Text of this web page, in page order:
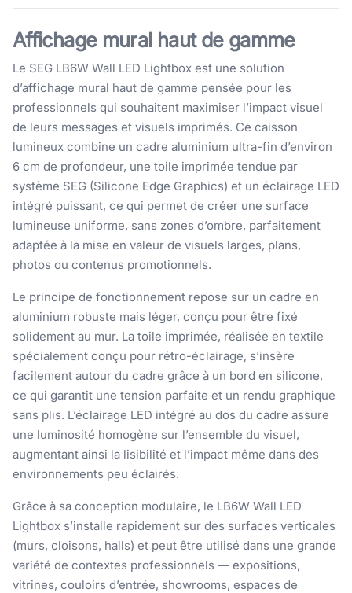
Affichage mural haut de gamme
Le SEG LB6W Wall LED Lightbox est une solution
d’affichage mural haut de gamme pensée pour les
professionnels qui souhaitent maximiser l’impact visuel
de leurs messages et visuels imprimés. Ce caisson
lumineux combine un cadre aluminium ultra-fin d’environ
6 cm de profondeur, une toile imprimée tendue par
système SEG (Silicone Edge Graphics) et un éclairage LED
intégré puissant, ce qui permet de créer une surface
lumineuse uniforme, sans zones d’ombre, parfaitement
adaptée à la mise en valeur de visuels larges, plans,
photos ou contenus promotionnels.
Le principe de fonctionnement repose sur un cadre en
aluminium robuste mais léger, conçu pour être fixé
solidement au mur. La toile imprimée, réalisée en textile
spécialement conçu pour rétro-éclairage, s’insère
facilement autour du cadre grâce à un bord en silicone,
ce qui garantit une tension parfaite et un rendu graphique
sans plis. L’éclairage LED intégré au dos du cadre assure
une luminosité homogène sur l’ensemble du visuel,
augmentant ainsi la lisibilité et l’impact même dans des
environnements peu éclairés.
Grâce à sa conception modulaire, le LB6W Wall LED
Lightbox s’installe rapidement sur des surfaces verticales
(murs, cloisons, halls) et peut être utilisé dans une grande
variété de contextes professionnels — expositions,
vitrines, couloirs d’entrée, showrooms, espaces de